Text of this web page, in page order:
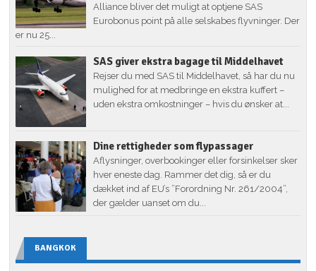
Alliance bliver det muligt at optjene SAS
Eurobonus point på alle selskabes flyvninger. Der
er nu 25...
SAS giver ekstra bagage til Middelhavet
Rejser du med SAS til Middelhavet, så har du nu
mulighed for at medbringe en ekstra kuffert –
uden ekstra omkostninger – hvis du ønsker at...
Dine rettigheder som flypassager
Aflysninger, overbookinger eller forsinkelser sker
hver eneste dag. Rammer det dig, så er du
dækket ind af EU’s ”Forordning Nr. 261/2004”,
der gælder uanset om du...
BANGKOK